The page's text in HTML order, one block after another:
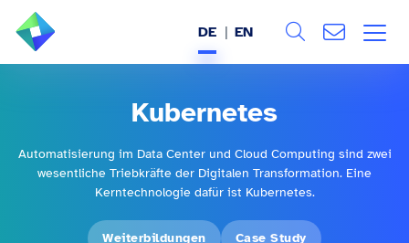
BRANCHEN
REFERENZEN
DE EN
Kubernetes
Automatisierung im Data Center und Cloud Computing sind zwei
wesentliche Triebkräfte der Digitalen Transformation. Eine
Kerntechnologie dafür ist Kubernetes.
Weiterbildungen Case Study